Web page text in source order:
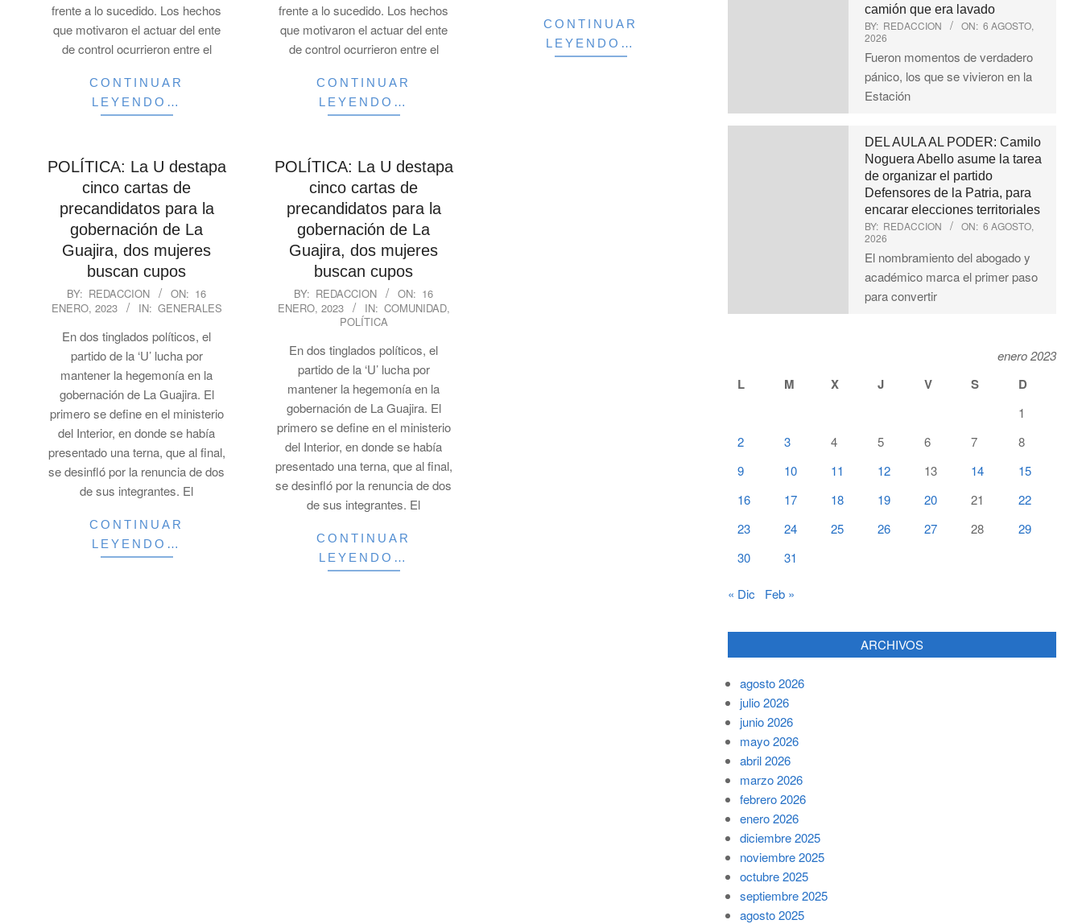
frente a lo sucedido. Los hechos
que motivaron el actuar del ente
de control ocurrieron entre el
CONTINUAR
LEYENDO…
frente a lo sucedido. Los hechos
que motivaron el actuar del ente
de control ocurrieron entre el
CONTINUAR
LEYENDO…
CONTINUAR
LEYENDO…
POLÍTICA: La U destapa
cinco cartas de
precandidatos para la
gobernación de La
Guajira, dos mujeres
buscan cupos
2023-
01-
BY: REDACCION ON: 16
ENERO, 2023
IN: GENERALES
En dos tinglados políticos, el
partido de la ‘U’ lucha por
mantener la hegemonía en la
gobernación de La Guajira. El
primero se define en el ministerio
del Interior, en donde se había
presentado una terna, que al final,
se desinfló por la renuncia de dos
de sus integrantes. El
CONTINUAR
LEYENDO…
POLÍTICA: La U destapa
cinco cartas de
precandidatos para la
gobernación de La
Guajira, dos mujeres
buscan cupos
2023-
01-
BY: REDACCION ON: 16
ENERO, 2023
IN: COMUNIDAD,
POLÍTICA
En dos tinglados políticos, el
partido de la ‘U’ lucha por
mantener la hegemonía en la
gobernación de La Guajira. El
primero se define en el ministerio
del Interior, en donde se había
presentado una terna, que al final,
se desinfló por la renuncia de dos
de sus integrantes. El
CONTINUAR
LEYENDO…
camión que era lavado
BY: REDACCION ON: 6 AGOSTO,
2026
Fueron momentos de verdadero
pánico, los que se vivieron en la
Estación
DEL AULA AL PODER: Camilo
Noguera Abello asume la tarea
de organizar el partido
Defensores de la Patria, para
encarar elecciones territoriales
BY: REDACCION ON: 6 AGOSTO,
2026
El nombramiento del abogado y
académico marca el primer paso
para convertir
enero 2023
L M X J V S D
1
2
3 4 5 6 7
8
9
10 11 12 13 14
15
16
17 18 19 20 21
22
23
24 25 26 27 28
29
30
31
« Dic Feb »
ARCHIVOS
agosto 2026
julio 2026
junio 2026
mayo 2026
abril 2026
marzo 2026
febrero 2026
enero 2026
diciembre 2025
noviembre 2025
octubre 2025
septiembre 2025
agosto 2025